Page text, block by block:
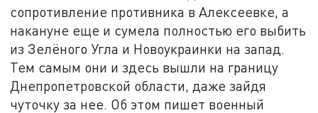
сопротивление противника в Алексеевке, а
накануне еще и сумела полностью его выбить
из Зелёного Угла и Новоукраинки на запад.
Тем самым они и здесь вышли на границу
Днепропетровской области, даже зайдя
чуточку за нее. Об этом пишет военный